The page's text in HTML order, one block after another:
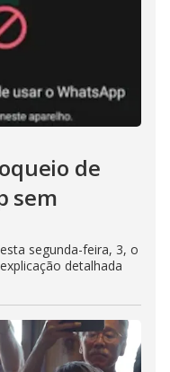
de
sem
segunda-feira, 3, o
detalhada